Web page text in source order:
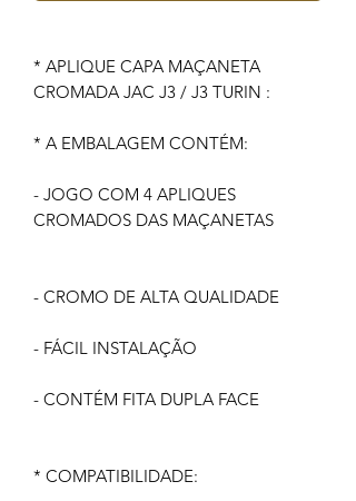
* APLIQUE CAPA MAÇANETA
CROMADA JAC J3 / J3 TURIN :
* A EMBALAGEM CONTÉM:
- JOGO COM 4 APLIQUES
CROMADOS DAS MAÇANETAS
- CROMO DE ALTA QUALIDADE
- FÁCIL INSTALAÇÃO
- CONTÉM FITA DUPLA FACE
* COMPATIBILIDADE: